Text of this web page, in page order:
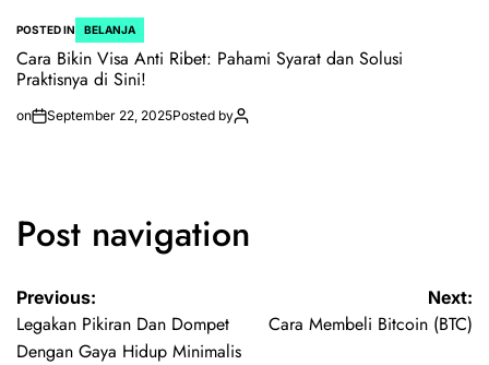
POSTED IN BELANJA
Cara Bikin Visa Anti Ribet: Pahami Syarat dan Solusi
Praktisnya di Sini!
on September 22, 2025Posted by
Post navigation
Previous:
Legakan Pikiran Dan Dompet
Dengan Gaya Hidup Minimalis
Next:
Cara Membeli Bitcoin (BTC)